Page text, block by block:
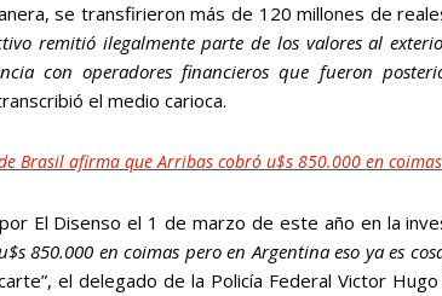
se transfirieron más de 120 millones de
remitió ilegalmente parte de los valores al
con operadores financieros que fueron
el medio carioca.
Brasil afirma que Arribas cobró u$s 850.000 en
El Disenso el 1 de marzo de este año en la
850.000 en coimas pero en Argentina eso ya es
el delegado de la Policía Federal Victor